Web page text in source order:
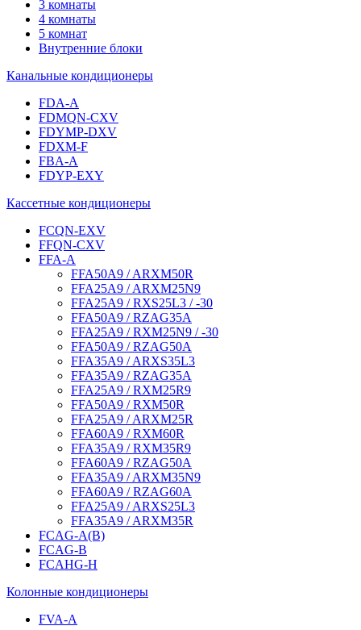
3 комнаты
4 комнаты
5 комнат
Внутренние блоки
Канальные кондиционеры
FDA-A
FDMQN-CXV
FDYMP-DXV
FDXM-F
FBA-A
FDYP-EXY
Кассетные кондиционеры
FCQN-EXV
FFQN-CXV
FFA-A
FFA50A9 / ARXM50R
FFA25A9 / ARXM25N9
FFA25A9 / RXS25L3 / -30
FFA50A9 / RZAG35A
FFA25A9 / RXM25N9 / -30
FFA50A9 / RZAG50A
FFA35A9 / ARXS35L3
FFA35A9 / RZAG35A
FFA25A9 / RXM25R9
FFA50A9 / RXM50R
FFA25A9 / ARXM25R
FFA60A9 / RXM60R
FFA35A9 / RXM35R9
FFA60A9 / RZAG50A
FFA35A9 / ARXM35N9
FFA60A9 / RZAG60A
FFA25A9 / ARXS25L3
FFA35A9 / ARXM35R
FCAG-A(B)
FCAG-B
FCAHG-H
Колонные кондиционеры
FVA-A